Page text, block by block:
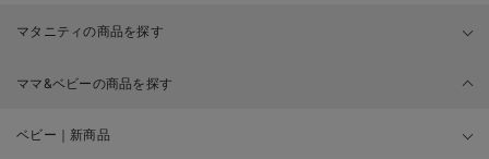
マタニティの商品を探す
ママ&ベビーの商品を探す
ベビー｜新商品